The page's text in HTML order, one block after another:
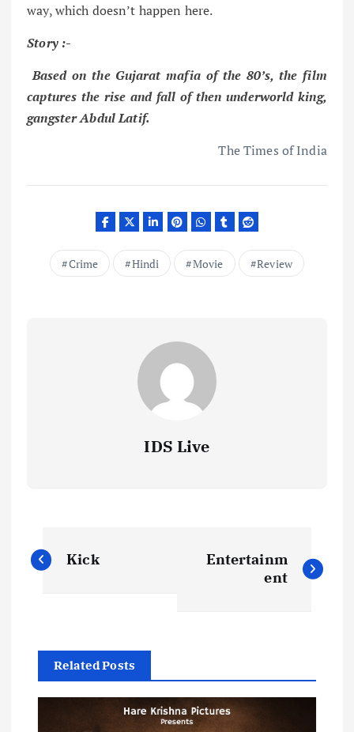
way, which doesn’t happen here.
Story :-
Based on the Gujarat mafia of the 80’s, the film
captures the rise and fall of then underworld king,
gangster Abdul Latif.
The Times of India
Crime Hindi Movie Review
IDS Live
P
o
t
n
Kick
Entertainm
ent
Related Posts